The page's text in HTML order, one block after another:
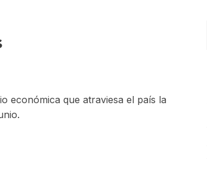
económica que atraviesa el país la